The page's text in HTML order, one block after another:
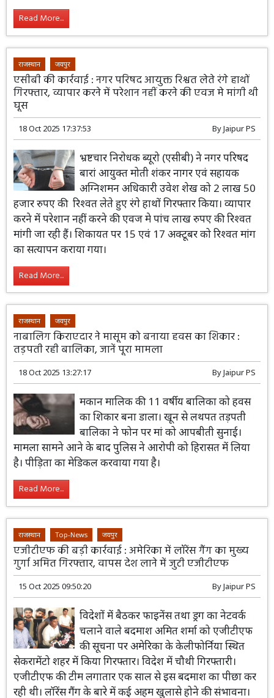
Read More...
राजस्थान जयपुर
एसीबी की कार्रवाई : नगर परिषद आयुक्त रिश्वत लेते रंगे हाथों
गिरफ्तार, व्यापार करने में परेशान नहीं करने की एवज मे मांगी थी
घूस
18 Oct 2025 17:37:53 ByJaipur PS
भ्रष्टचार निरोधक ब्यूरो (एसीबी) ने नगर परिषद
बारां आयुक्त मोती शंकर नागर एवं सहायक
अग्निशमन अधिकारी उवेश शेख को 2 लाख 50
हजार रुपए की रिश्वत लेते हुए रंगे हाथों गिरफ्तार किया। व्यापार
करने में परेशान नहीं करने की एवज मे पांच लाख रुपए की रिश्वत
मांगी जा रही हैं। शिकायत पर 15 एवं 17 अक्टूबर को रिश्वत मांग
का सत्यापन कराया गया।
Read More...
राजस्थान जयपुर
नाबालिग किराएदार ने मासूम को बनाया हवस का शिकार :
तड़पती रही बालिका, जानें पूरा मामला
18 Oct 2025 13:27:17 ByJaipur PS
मकान मालिक की 11 वर्षीय बालिका को हवस
का शिकार बना डाला। खून से लथपत तड़पती
बालिका ने फोन पर मां को आपबीती सुनाई।
मामला सामने आने के बाद पुलिस ने आरोपी को हिरासत में लिया
है। पीड़िता का मेडिकल करवाया गया है।
Read More...
राजस्थान Top-News जयपुर
एजीटीएफ की बड़ी कार्रवाई : अमेरिका में लॉरेंस गैंग का मुख्य
गुर्गा अमित गिरफ्तार, वापस देश लाने में जुटी एजीटीएफ
15 Oct 2025 09:50:20 ByJaipur PS
विदेशों में बैठकर फाइनेंस तथा ड्रग का नेटवर्क
चलाने वाले बदमाश अमित शर्मा को एजीटीएफ
की सूचना पर अमेरिका के केलीफोर्निया स्थित
सेकरामेंटो शहर में किया गिरफ्तार। विदेश में चौथी गिरफ्तारी।
एजीटीएफ की टीम लगातार एक साल से इस बदमाश का पीछा कर
रही थी। लॉरेंस गैंग के बारे में कई अहम खुलासे होने की संभावना।